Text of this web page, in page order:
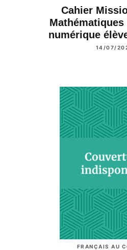
Cahier
Mathématiques
numérique
14/07/
FRANÇAIS AU